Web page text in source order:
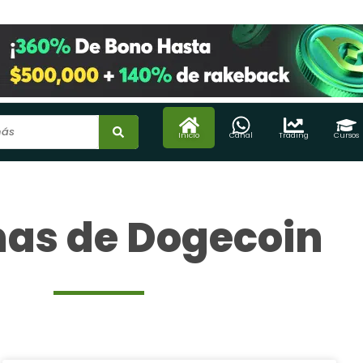
Inicio Canal Trading Cursos
de Dogecoin